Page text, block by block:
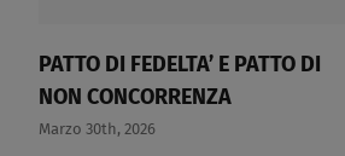
PATTO DI FEDELTA’ E PATTO DI
NON CONCORRENZA​
Marzo 30th, 2026